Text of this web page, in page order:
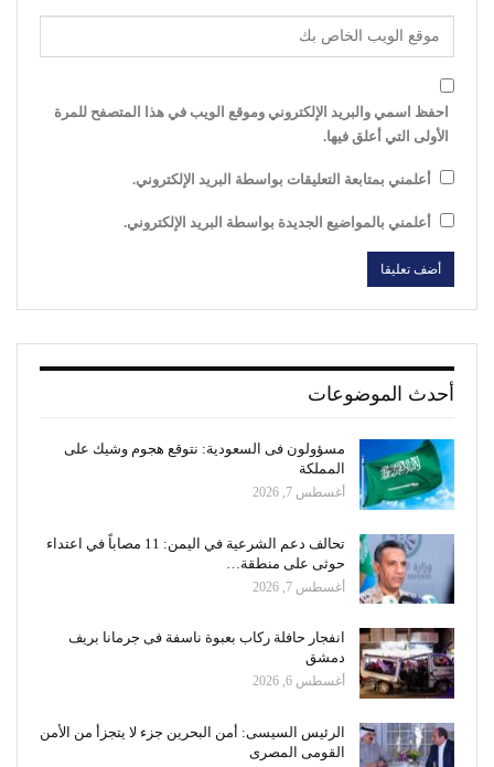
احفظ اسمي والبريد الإلكتروني وموقع الويب في هذا المتصفح للمرة
الأولى التي أعلق فيها.
أعلمني بمتابعة التعليقات بواسطة البريد الإلكتروني.
أعلمني بالمواضيع الجديدة بواسطة البريد الإلكتروني.
أحدث الموضوعات
مسؤولون فى السعودية: نتوقع هجوم وشيك على
المملكة
أغسطس 7, 2026
تحالف دعم الشرعية في اليمن: 11 مصاباً في اعتداء
حوثى على منطقة…
أغسطس 7, 2026
انفجار حافلة ركاب بعبوة ناسفة فى جرمانا بريف
دمشق
أغسطس 6, 2026
الرئيس السيسى: أمن البحرين جزء لا يتجزأ من الأمن
القومى المصرى